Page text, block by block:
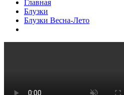
Главная
Блузки
Блузки Весна-Лето